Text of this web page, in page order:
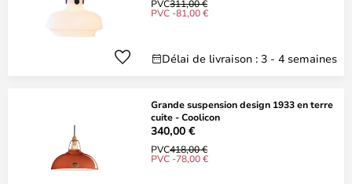
PVC311,00 €
PVC -81,00 €
Délai de livraison : 3 - 4 semaines
Grande suspension design 1933 en terre
cuite - Coolicon
340,00 €
PVC418,00 €
PVC -78,00 €